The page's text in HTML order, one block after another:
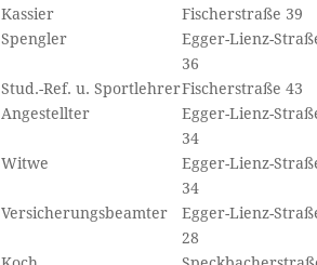
Kassier
Fischerstraße 39
Spengler
Egger-Lienz-
36
Stud.-Ref. u. SportlehrerFischerstraße 43
Angestellter
Egger-Lienz-
34
Witwe
Egger-Lienz-
34
Versicherungsbeamter
Egger-Lienz-
28